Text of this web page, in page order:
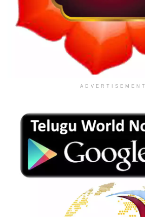
ADVERTISEMENT